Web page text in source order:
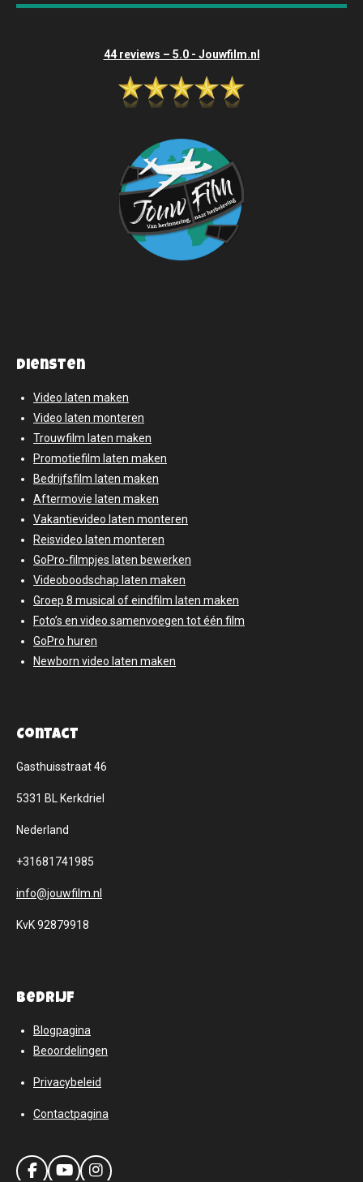
44 reviews – 5.0 - Jouwfilm.nl
diensten
Video laten maken
Video laten monteren
Trouwfilm laten maken
Promotiefilm laten maken
Bedrijfsfilm laten maken
Aftermovie laten maken
Vakantievideo laten monteren
Reisvideo laten monteren
GoPro-filmpjes laten bewerken
Videoboodschap laten maken
Groep 8 musical of eindfilm laten maken
Foto’s en video samenvoegen tot één film
GoPro huren
Newborn video laten maken
Contact
Gasthuisstraat 46
5331 BL Kerkdriel
Nederland
+31681741985
info@jouwfilm.nl
KvK 92879918
Bedrijf
Blogpagina
Beoordelingen
Privacybeleid
Contactpagina
F Y I